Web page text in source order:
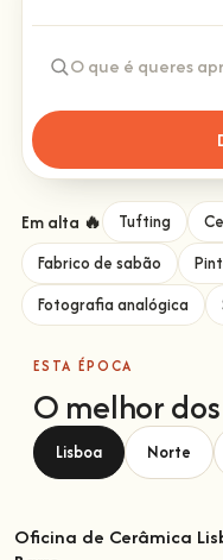
Em alta 🔥 Tufting
Fabrico de sabão
Fotografia analógica
ESTA ÉPOCA
O melhor
Lisboa Norte
Oficina de Cerâmica